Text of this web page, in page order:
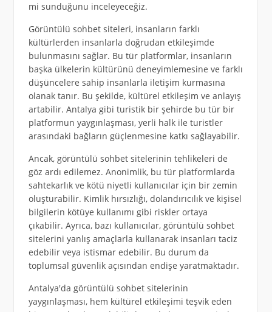
mi sunduğunu inceleyeceğiz.
Görüntülü sohbet siteleri, insanların farklı
kültürlerden insanlarla doğrudan etkileşimde
bulunmasını sağlar. Bu tür platformlar, insanların
başka ülkelerin kültürünü deneyimlemesine ve farklı
düşüncelere sahip insanlarla iletişim kurmasına
olanak tanır. Bu şekilde, kültürel etkileşim ve anlayış
artabilir. Antalya gibi turistik bir şehirde bu tür bir
platformun yaygınlaşması, yerli halk ile turistler
arasındaki bağların güçlenmesine katkı sağlayabilir.
Ancak, görüntülü sohbet sitelerinin tehlikeleri de
göz ardı edilemez. Anonimlik, bu tür platformlarda
sahtekarlık ve kötü niyetli kullanıcılar için bir zemin
oluşturabilir. Kimlik hırsızlığı, dolandırıcılık ve kişisel
bilgilerin kötüye kullanımı gibi riskler ortaya
çıkabilir. Ayrıca, bazı kullanıcılar, görüntülü sohbet
sitelerini yanlış amaçlarla kullanarak insanları taciz
edebilir veya istismar edebilir. Bu durum da
toplumsal güvenlik açısından endişe yaratmaktadır.
Antalya'da görüntülü sohbet sitelerinin
yaygınlaşması, hem kültürel etkileşimi teşvik eden